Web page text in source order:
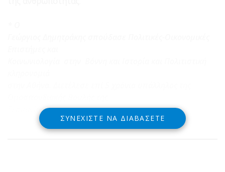
Γερμανίας.
ΣΥΝΕΧΊΣΤΕ ΝΑ ΔΙΑΒΆΣΕΤΕ